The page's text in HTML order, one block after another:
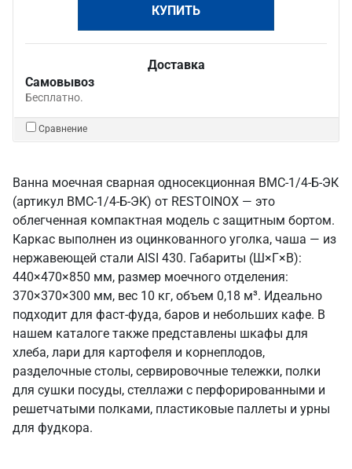
КУПИТЬ
Доставка
Самовывоз
Бесплатно.
Сравнение
Ванна моечная сварная односекционная ВМС-1/4-Б-ЭК
(артикул ВМС-1/4-Б-ЭК) от RESTOINOX — это
облегченная компактная модель с защитным бортом.
Каркас выполнен из оцинкованного уголка, чаша — из
нержавеющей стали AISI 430. Габариты (Ш×Г×В):
440×470×850 мм, размер моечного отделения:
370×370×300 мм, вес 10 кг, объем 0,18 м³. Идеально
подходит для фаст-фуда, баров и небольших кафе. В
нашем каталоге также представлены шкафы для
хлеба, лари для картофеля и корнеплодов,
разделочные столы, сервировочные тележки, полки
для сушки посуды, стеллажи с перфорированными и
решетчатыми полками, пластиковые паллеты и урны
для фудкора.